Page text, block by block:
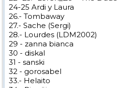
24-25 Ardi y Laura
26.- Tombaway
27.- Sache (Sergi)
28.- Lourdes (LDM2002)
29 - zanna bianca
30 - diskal
31 - sanski
32 - gorosabel
33.- Helaito